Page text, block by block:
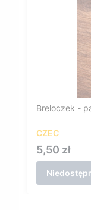
Breloczek -
CZEC
Cena
5,50 zł